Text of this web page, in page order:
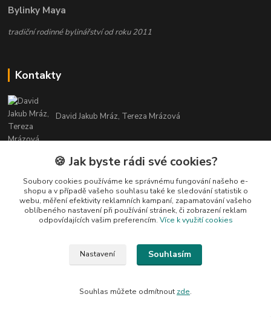
Bylinky Maya
tradiční rodinné bylinářství od roku 2011
Kontakty
David Jakub Mráz, Tereza Mrázová
info@bylinky-maya.cz
je bez souhlasu kopírovat ani publikovat!
🍪 Jak byste rádi své cookies?
Soubory cookies používáme ke správnému fungování našeho e-
shopu a v případě vašeho souhlasu také ke sledování statistik o
webu, měření efektivity reklamních kampaní, zapamatování vašeho
oblíbeného nastavení při používání stránek, či zobrazení reklam
odpovídajících vašim preferencím. Více k využití cookies
Nastavení Souhlasím
Souhlas můžete odmítnout zde.